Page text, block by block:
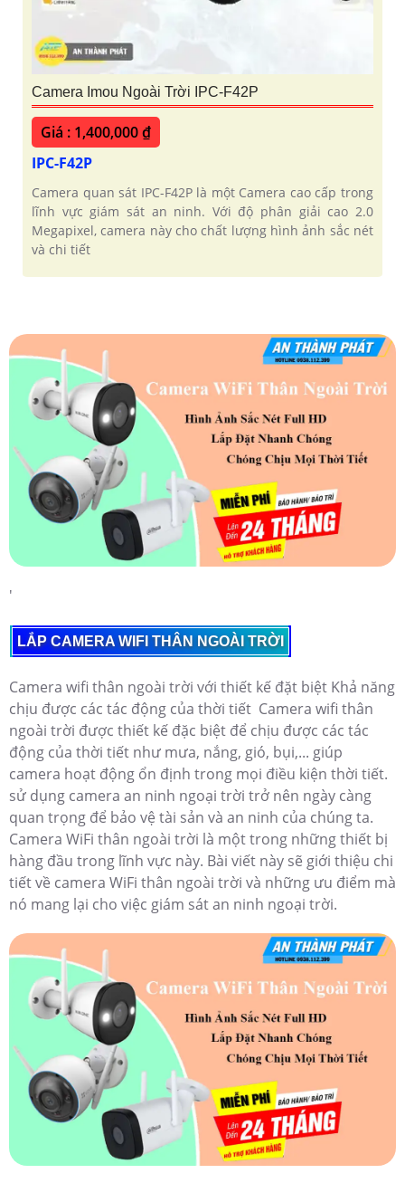
Camera Imou Ngoài Trời IPC-F42P
Giá : 1,400,000 ₫
IPC-F42P
Camera quan sát IPC-F42P là một Camera cao cấp trong
lĩnh vực giám sát an ninh. Với độ phân giải cao 2.0
Megapixel, camera này cho chất lượng hình ảnh sắc nét
và chi tiết
'
LẮP CAMERA WIFI THÂN NGOÀI TRỜI
Camera wifi thân ngoài trời với thiết kế đặt biệt Khả năng
chịu được các tác động của thời tiết Camera wifi thân
ngoài trời được thiết kế đặc biệt để chịu được các tác
động của thời tiết như mưa, nắng, gió, bụi,... giúp
camera hoạt động ổn định trong mọi điều kiện thời tiết.
sử dụng camera an ninh ngoại trời trở nên ngày càng
quan trọng để bảo vệ tài sản và an ninh của chúng ta.
Camera WiFi thân ngoài trời là một trong những thiết bị
hàng đầu trong lĩnh vực này. Bài viết này sẽ giới thiệu chi
tiết về camera WiFi thân ngoài trời và những ưu điểm mà
nó mang lại cho việc giám sát an ninh ngoại trời.